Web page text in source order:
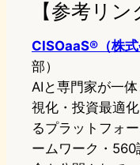
【参考リン
CISOaaS®（株式
部）
AIと専門家が一
視化・投資最適
るプラットフォ
ームワーク・